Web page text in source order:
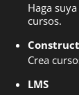
Haga
cursos.
Crea
LMS